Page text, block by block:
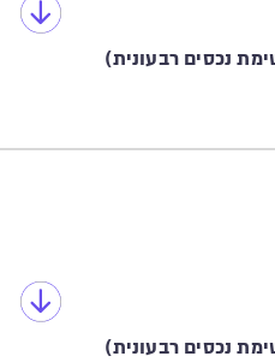
נכסים רבעונית)
נכסים רבעונית)